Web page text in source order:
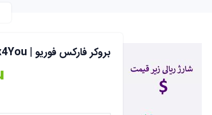
بروکر فارکس فوریو | Forex4You